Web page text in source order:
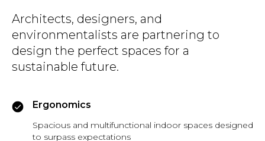
Architects, designers, and
environmentalists are partnering to
design the perfect spaces for a
sustainable future.
Ergonomics
Spacious and multifunctional indoor spaces designed
to surpass expectations